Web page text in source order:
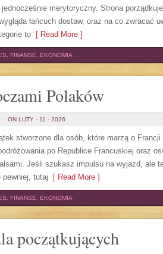
jednocześnie merytoryczny. Strona
łańcuch dostaw, oraz na co zwracać
to [ Read More ]
FINANSE, EKONOMIA
Polaków
ON LUTY - 11 - 2026
stworzone dla osób, które marzą o
po Republice Francuskiej oraz
Jeśli szukasz impulsu na wyjazd, ale
pewniej, tutaj [ Read More ]
FINANSE, EKONOMIA
początkujących